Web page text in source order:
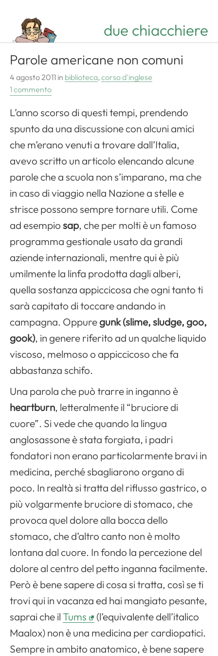
due chiacchiere
Parole americane non comuni
4 agosto 2011 in biblioteca, corso d'inglese
1 commento
L’anno scorso di questi tempi, prendendo
spunto da una discussione con alcuni amici
che m’erano venuti a trovare dall’Italia,
avevo scritto un articolo elencando alcune
parole che a scuola non s’imparano, ma che
in caso di viaggio nella Nazione a stelle e
strisce possono sempre tornare utili. Come
ad esempiosap, che per molti è un famoso
programma gestionale usato da grandi
aziende internazionali, mentre qui è più
umilmente la linfa prodotta dagli alberi,
quella sostanza appiccicosa che ogni tanto ti
sarà capitato di toccare andando in
campagna. Oppuregunk (slime, sludge, goo,
gook), in genere riferito ad un qualche liquido
viscoso, melmoso o appiccicoso che fa
abbastanza schifo.
Una parola che può trarre in inganno è
heartburn, letteralmente il “bruciore di
cuore”. Si vede che quando la lingua
anglosassone è stata forgiata, i padri
fondatori non erano particolarmente bravi in
medicina, perché sbagliarono organo di
poco. In realtà si tratta del riflusso gastrico, o
più volgarmente bruciore di stomaco, che
provoca quel dolore alla bocca dello
stomaco, che d’altro canto non è molto
lontana dal cuore. In fondo la percezione del
dolore al centro del petto inganna facilmente.
Però è bene sapere di cosa si tratta, così se ti
trovi qui in vacanza ed hai mangiato pesante,
saprai che ilTums
(l’equivalente dell’italico
Maalox) non è una medicina per cardiopatici.
Sempre in ambito anatomico, è bene sapere
Apri il menu di navigazione